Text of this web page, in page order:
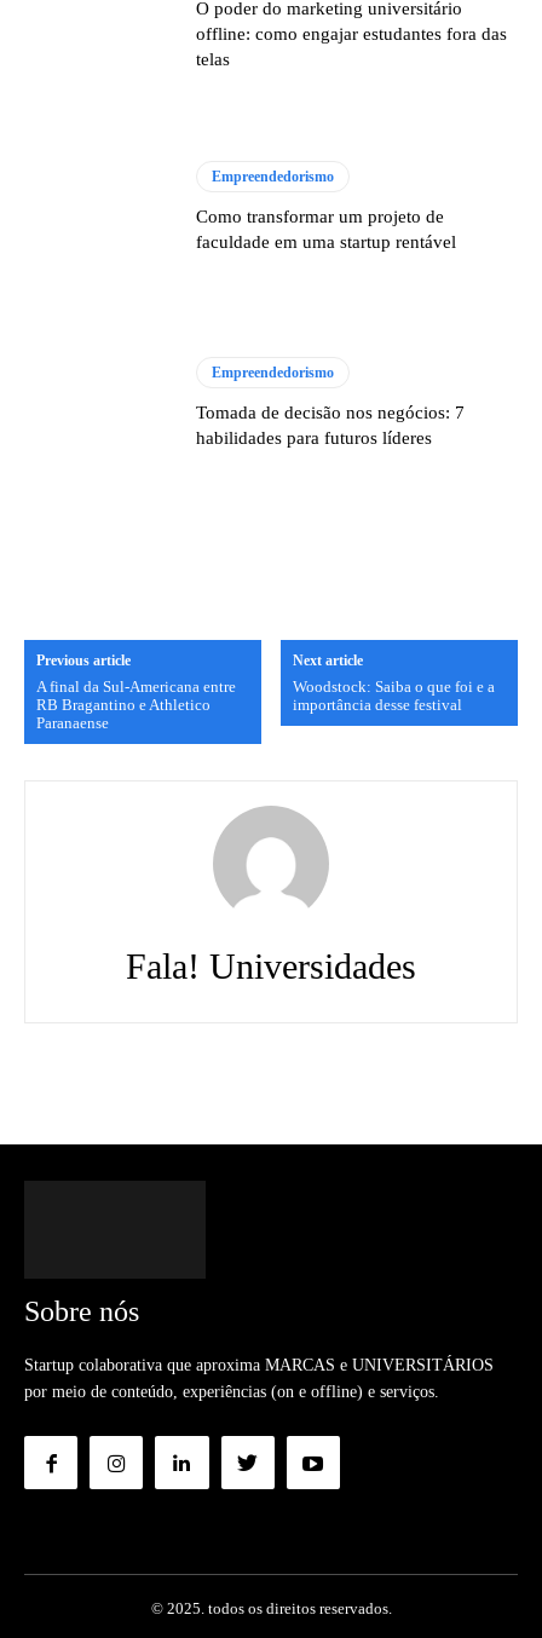
O poder do marketing universitário
offline: como engajar estudantes fora das
telas
Empreendedorismo
Como transformar um projeto de
faculdade em uma startup rentável
Empreendedorismo
Tomada de decisão nos negócios: 7
habilidades para futuros líderes
Previous article
A final da Sul-Americana entre
RB Bragantino e Athletico
Paranaense
Next article
Woodstock: Saiba o que foi e a
importância desse festival
Fala! Universidades
Sobre nós
Startup colaborativa que aproxima MARCAS e UNIVERSITÁRIOS
por meio de conteúdo, experiências (on e offline) e serviços.
© 2025. todos os direitos reservados.